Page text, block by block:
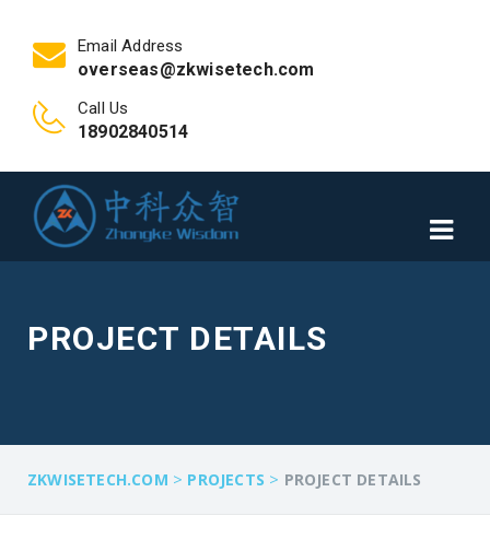
Email Address
overseas@zkwisetech.com
Call Us
18902840514
PROJECT DETAILS
ZKWISETECH.COM > PROJECTS > PROJECT DETAILS